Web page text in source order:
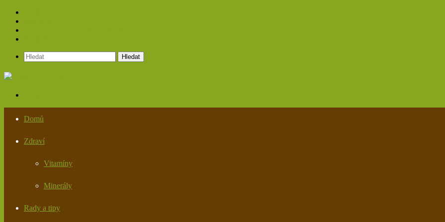
Hledat
Domů
Zdraví
Vitamíny
Minerály
Rady a tipy